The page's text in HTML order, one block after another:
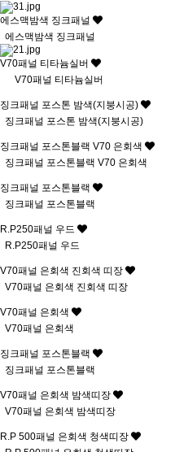
에스맥밤색 징크패널
에스맥밤색 징크패널
V70패널 티타늄실버
V70패널 티타늄실버
징크패널 포스톤 밤색(지붕시공)
징크패널 포스톤 밤색(지붕시공)
징크패널 포스톤블랙 V70 은회색
징크패널 포스톤블랙 V70 은회색
징크패널 포스톤블랙
징크패널 포스톤블랙
R.P250패널 우드
R.P250패널 우드
V70패널 은회색 진회색 띠장
V70패널 은회색 진회색 띠장
V70패널 은회색
V70패널 은회색
징크패널 포스톤블랙
징크패널 포스톤블랙
V70패널 은회색 밤색띠장
V70패널 은회색 밤색띠장
R.P 500패널 은회색 청색띠장